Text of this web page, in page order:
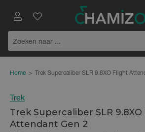
Home > Trek Supercaliber SLR 9.8XO Flight
Trek
Trek Supercaliber SLR
Attendant Gen 2